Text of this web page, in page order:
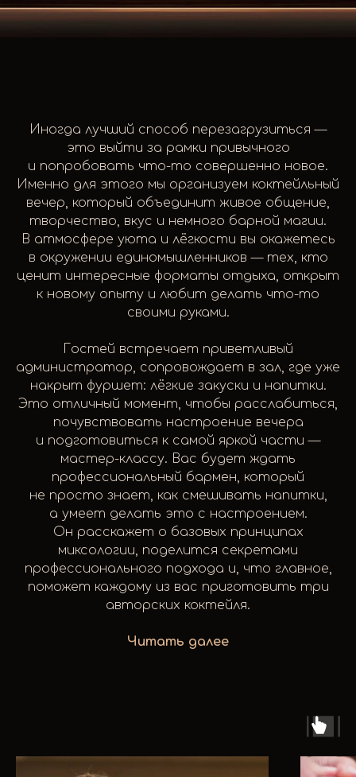
Иногда лучший способ перезагрузиться —
это выйти за рамки привычного
и попробовать что-то совершенно новое.
Именно для этого мы организуем коктейльный
вечер, который объединит живое общение,
творчество, вкус и немного барной магии.
В атмосфере уюта и лёгкости вы окажетесь
в окружении единомышленников — тех, кто
ценит интересные форматы отдыха, открыт
к новому опыту и любит делать что-то
своими руками.
Гостей встречает приветливый
администратор, сопровождает в зал, где уже
накрыт фуршет: лёгкие закуски и напитки.
Это отличный момент, чтобы расслабиться,
почувствовать настроение вечера
и подготовиться к самой яркой части —
мастер-классу. Вас будет ждать
профессиональный бармен, который
не просто знает, как смешивать напитки,
а умеет делать это с настроением.
Он расскажет о базовых принципах
миксологии, поделится секретами
профессионального подхода и, что главное,
поможет каждому из вас приготовить три
авторских коктейля.
Читать далее